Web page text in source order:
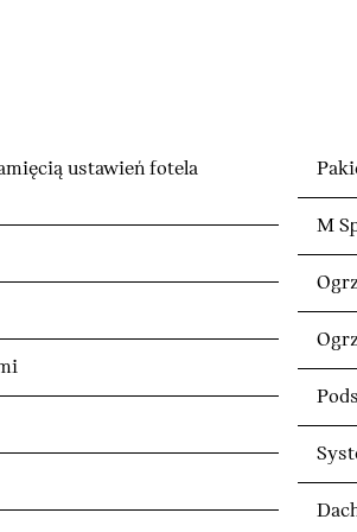
ustawień fotela
M